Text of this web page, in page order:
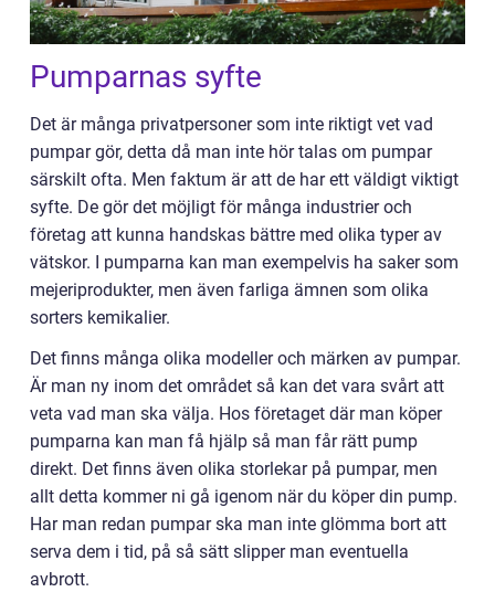
Pumparnas syfte
Det är många privatpersoner som inte riktigt vet vad
pumpar gör, detta då man inte hör talas om pumpar
särskilt ofta. Men faktum är att de har ett väldigt viktigt
syfte. De gör det möjligt för många industrier och
företag att kunna handskas bättre med olika typer av
vätskor. I pumparna kan man exempelvis ha saker som
mejeriprodukter, men även farliga ämnen som olika
sorters kemikalier.
Det finns många olika modeller och märken av pumpar.
Är man ny inom det området så kan det vara svårt att
veta vad man ska välja. Hos företaget där man köper
pumparna kan man få hjälp så man får rätt pump
direkt. Det finns även olika storlekar på pumpar, men
allt detta kommer ni gå igenom när du köper din pump.
Har man redan pumpar ska man inte glömma bort att
serva dem i tid, på så sätt slipper man eventuella
avbrott.